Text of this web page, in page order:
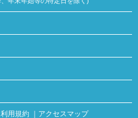
利用規約 ｜アクセスマップ